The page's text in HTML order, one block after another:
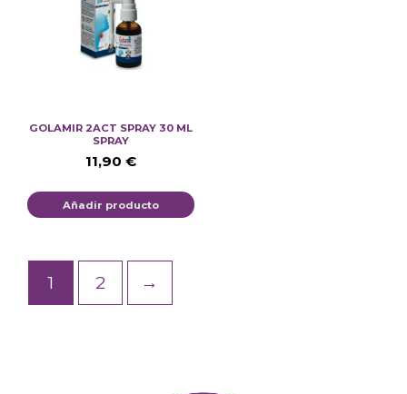
GOLAMIR 2ACT SPRAY 30 ML
SPRAY
11,90 €
Añadir producto
1 2 →